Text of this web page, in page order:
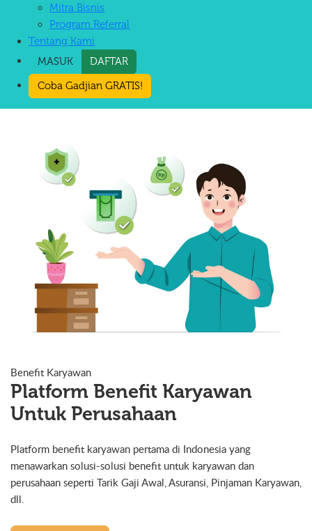
Mitra Bisnis
Program Referral
Tentang Kami
MASUK
DAFTAR
Coba Gadjian GRATIS!
Benefit Karyawan
Platform Benefit Karyawan
Untuk Perusahaan
Platform benefit karyawan pertama di Indonesia yang
menawarkan solusi-solusi benefit untuk karyawan dan
perusahaan seperti Tarik Gaji Awal, Asuransi, Pinjaman Karyawan,
dll.